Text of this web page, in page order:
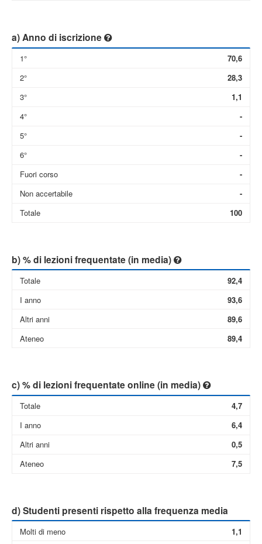
a) Anno di iscrizione
1°
2°
3°
4°
5°
6°
Fuori corso
Non accertabile
Totale
70,6
28,3
1,1
-
-
-
-
-
100
b) % di lezioni frequentate (in media)
Totale
I anno
Altri anni
Ateneo
92,4
93,6
89,6
89,4
c) % di lezioni frequentate online (in media)
Totale
I anno
Altri anni
Ateneo
4,7
6,4
0,5
7,5
d) Studenti presenti rispetto alla frequenza media
Molti di meno
1,1